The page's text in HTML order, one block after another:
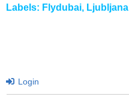
Labels: Flydubai, Ljubljana
Login